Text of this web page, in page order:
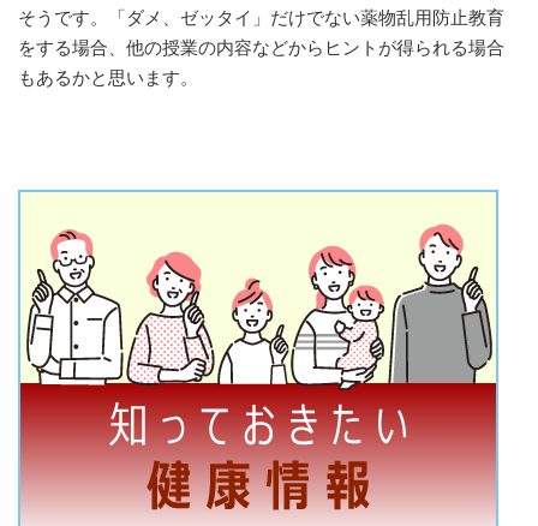
そうです。「ダメ、ゼッタイ」だけでない薬物乱用防止教育
をする場合、他の授業の内容などからヒントが得られる場合
もあるかと思います。